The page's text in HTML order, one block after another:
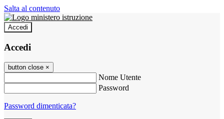
Salta al contenuto
Accedi
Accedi
button close ×
Nome Utente
Password
Password dimenticata?